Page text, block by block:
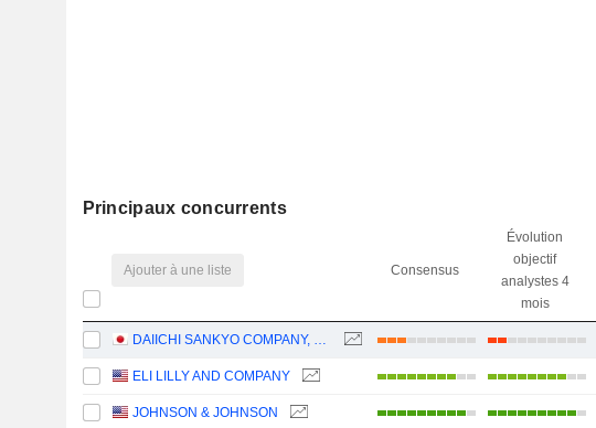
Principaux concurrents
Ajouter à une liste Consensus
Évolution
objectif
analystes 4
mois
DAIICHI SANKYO COMPANY, LIMITED
ELI LILLY AND COMPANY
JOHNSON & JOHNSON